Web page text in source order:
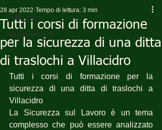
Tutti i post
Aggiornamenti
Tutti i corsi di formazione
per la sicurezza di una ditta
di traslochi a Villacidro
28 apr 2022 Tempo di lettura: 3 min
Tutti i corsi di formazione per la
sicurezza di una ditta di traslochi a
Villacidro
La Sicurezza sul Lavoro è un tema
complesso che può essere analizzato